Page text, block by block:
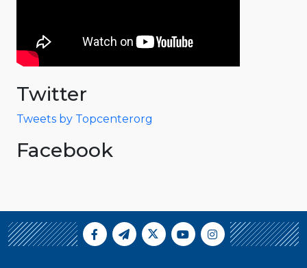
Twitter
Tweets by Topcenterorg
Facebook